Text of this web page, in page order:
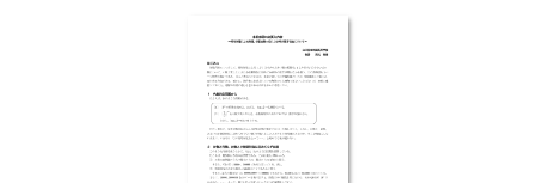
文中の数式は，「Tosho数式エディタ」で作
成されています。ワード文書で数式を正しく
表示するためには，「Tosho数式エディタ」
が導入されていることが必要です。無償ダウ
ンロードはこちら→無償ダウンロードのご